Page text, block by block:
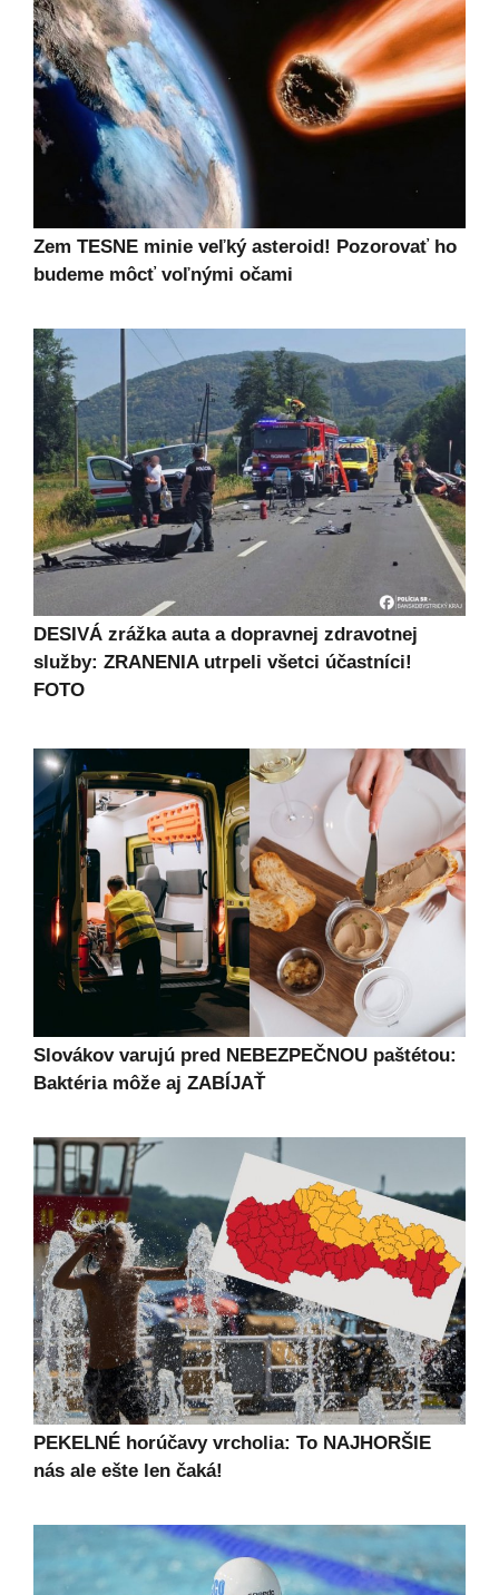
Zem TESNE minie veľký asteroid! Pozorovať ho
budeme môcť voľnými očami
DESIVÁ zrážka auta a dopravnej zdravotnej
služby: ZRANENIA utrpeli všetci účastníci!
FOTO
Slovákov varujú pred NEBEZPEČNOU paštétou:
Baktéria môže aj ZABÍJAŤ
PEKELNÉ horúčavy vrcholia: To NAJHORŠIE
nás ale ešte len čaká!